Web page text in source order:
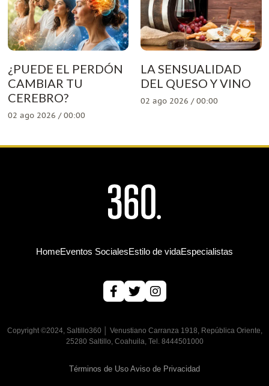
¿PUEDE EL PERDÓN
CAMBIAR TU
CEREBRO?
02 ago 2026 / 00:00
LA SENSUALIDAD
DEL QUESO Y VINO
02 ago 2026 / 00:00
HomeEventos SocialesEstilo de vidaEspecialistas
Copyright ©2024, Saltillo360 │ Venustiano Carranza 1918, República Oriente,
25280 Saltillo, Coahuila, Tel. 8444501000
Términos de Uso Aviso de Privacidad